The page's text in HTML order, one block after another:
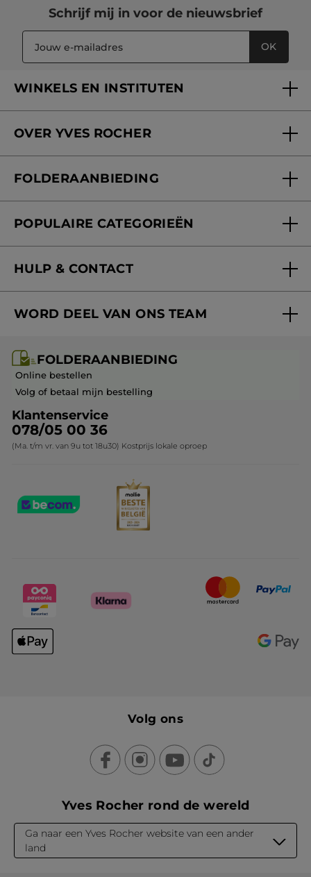
Schrijf mij in voor de nieuwsbrief
OK
WINKELS EN INSTITUTEN
Verzorging in onze Schoonheidsinstituten
OVER YVES ROCHER
Onze beloften
Blog Act Beautiful
FOLDERAANBIEDING
POPULAIRE CATEGORIEËN
Aanbiedingen
Cadeau-ideeën
Kerstcollectie
HULP & CONTACT
Mijn geschenken
Veelgestelde vragen
Contact opnemen
WORD DEEL VAN ONS TEAM
Franchisenemer of bedrijfsleider worden
FOLDERAANBIEDING
Online bestellen
Volg of betaal mijn bestelling
Klantenservice
078/05 00 36
(Ma. t/m vr. van 9u tot 18u30) Kostprijs lokale oproep
Volg ons
Yves Rocher rond de wereld
Ga naar een Yves Rocher website van een ander
land